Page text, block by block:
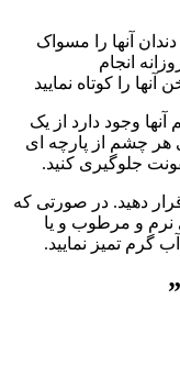
آنها را مسواک
انجام
را کوتاه نمایید
وجود دارد از یک
هر چشم از پارچه ای
جلوگیری کنید.
قرار دهید. در صورتی که
نرم و مرطوب و یا
تمیز نمایید.
”